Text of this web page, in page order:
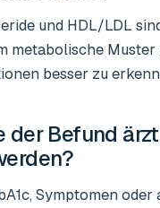
und HDL/LDL
metabolische Muster
besser zu
der Befund
Symptomen oder